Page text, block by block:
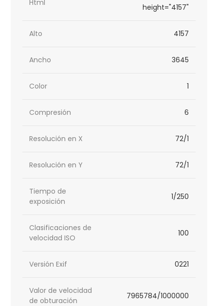
Html
height="4157"
Alto 4157
Ancho 3645
Color 1
Compresión 6
Resolución en X 72/1
Resolución en Y 72/1
Tiempo de
exposición
1/250
Clasificaciones de
velocidad ISO
100
Versión Exif 0221
Valor de velocidad
de obturación
7965784/1000000